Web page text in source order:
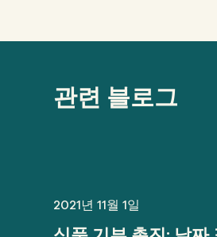
관련 블로그
2021년 11월 1일